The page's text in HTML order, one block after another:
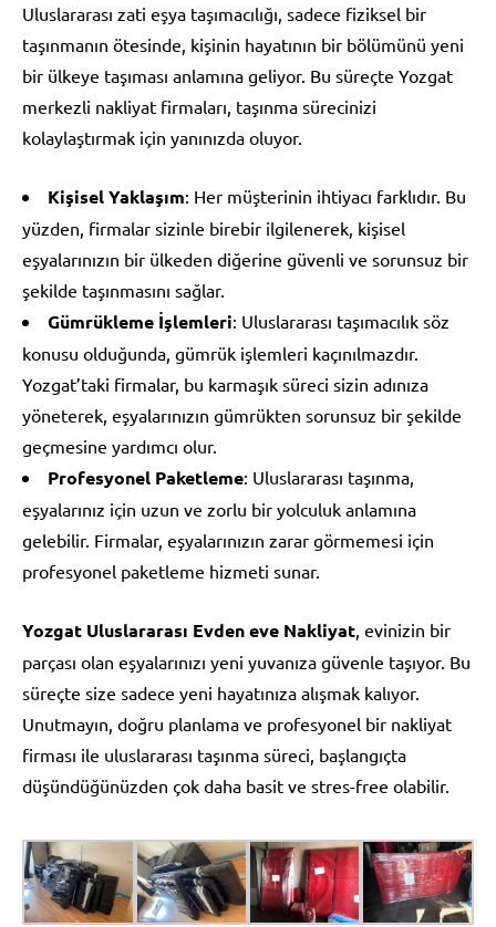
Uluslararası zati eşya taşımacılığı, sadece fiziksel bir
taşınmanın ötesinde, kişinin hayatının bir bölümünü yeni
bir ülkeye taşıması anlamına geliyor. Bu süreçte Yozgat
merkezli nakliyat firmaları, taşınma sürecinizi
kolaylaştırmak için yanınızda oluyor.
Kişisel Yaklaşım: Her müşterinin ihtiyacı farklıdır. Bu
yüzden, firmalar sizinle birebir ilgilenerek, kişisel
eşyalarınızın bir ülkeden diğerine güvenli ve sorunsuz bir
şekilde taşınmasını sağlar.
Gümrükleme İşlemleri: Uluslararası taşımacılık söz
konusu olduğunda, gümrük işlemleri kaçınılmazdır.
Yozgat’taki firmalar, bu karmaşık süreci sizin adınıza
yöneterek, eşyalarınızın gümrükten sorunsuz bir şekilde
geçmesine yardımcı olur.
Profesyonel Paketleme: Uluslararası taşınma,
eşyalarınız için uzun ve zorlu bir yolculuk anlamına
gelebilir. Firmalar, eşyalarınızın zarar görmemesi için
profesyonel paketleme hizmeti sunar.
Yozgat Uluslararası Evden eve Nakliyat , evinizin bir
parçası olan eşyalarınızı yeni yuvanıza güvenle taşıyor. Bu
süreçte size sadece yeni hayatınıza alışmak kalıyor.
Unutmayın, doğru planlama ve profesyonel bir nakliyat
firması ile uluslararası taşınma süreci, başlangıçta
düşündüğünüzden çok daha basit ve stres-free olabilir.